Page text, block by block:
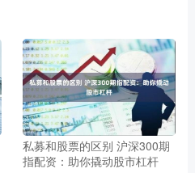
私募和股票的区别 沪深300期
指配资：助你撬动股市杠杆